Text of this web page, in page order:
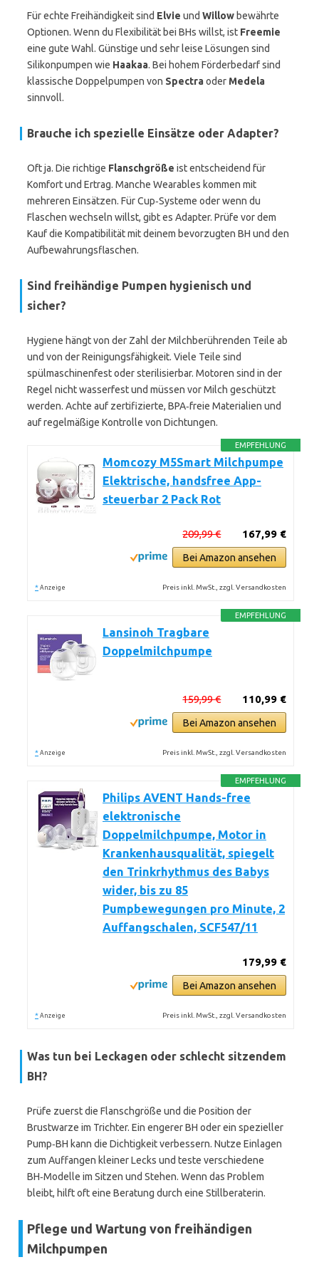
Für echte Freihändigkeit sind Elvie und Willow bewährte
Optionen. Wenn du Flexibilität bei BHs willst, ist Freemie
eine gute Wahl. Günstige und sehr leise Lösungen sind
Silikonpumpen wie Haakaa. Bei hohem Förderbedarf sind
klassische Doppelpumpen von Spectraoder Medela
sinnvoll.
Brauche ich spezielle Einsätze oder Adapter?
Oft ja. Die richtige Flanschgröße ist entscheidend für
Komfort und Ertrag. Manche Wearables kommen mit
mehreren Einsätzen. Für Cup‑Systeme oder wenn du
Flaschen wechseln willst, gibt es Adapter. Prüfe vor dem
Kauf die Kompatibilität mit deinem bevorzugten BH und den
Aufbewahrungsflaschen.
Sind freihändige Pumpen hygienisch und
sicher?
Hygiene hängt von der Zahl der Milchberührenden Teile ab
und von der Reinigungsfähigkeit. Viele Teile sind
spülmaschinenfest oder sterilisierbar. Motoren sind in der
Regel nicht wasserfest und müssen vor Milch geschützt
werden. Achte auf zertifizierte, BPA‑freie Materialien und
auf regelmäßige Kontrolle von Dichtungen.
EMPFEHLUNG
Momcozy M5Smart Milchpumpe
Elektrische, handsfree App-
steuerbar 2 Pack Rot
167,99 €
209,99 €
Bei Amazon ansehen
* Anzeige Preis inkl. MwSt., zzgl. Versandkosten
EMPFEHLUNG
Lansinoh Tragbare
Doppelmilchpumpe
110,99 €
159,99 €
Bei Amazon ansehen
* Anzeige Preis inkl. MwSt., zzgl. Versandkosten
EMPFEHLUNG
Philips AVENT Hands-free
elektronische
Doppelmilchpumpe, Motor in
Krankenhausqualität, spiegelt
den Trinkrhythmus des Babys
wider, bis zu 85
Pumpbewegungen pro Minute, 2
Auffangschalen, SCF547/11
179,99 €
Bei Amazon ansehen
* Anzeige Preis inkl. MwSt., zzgl. Versandkosten
Was tun bei Leckagen oder schlecht sitzendem
BH?
Prüfe zuerst die Flanschgröße und die Position der
Brustwarze im Trichter. Ein engerer BH oder ein spezieller
Pump‑BH kann die Dichtigkeit verbessern. Nutze Einlagen
zum Auffangen kleiner Lecks und teste verschiedene
BH‑Modelle im Sitzen und Stehen. Wenn das Problem
bleibt, hilft oft eine Beratung durch eine Stillberaterin.
Pflege und Wartung von freihändigen
Milchpumpen